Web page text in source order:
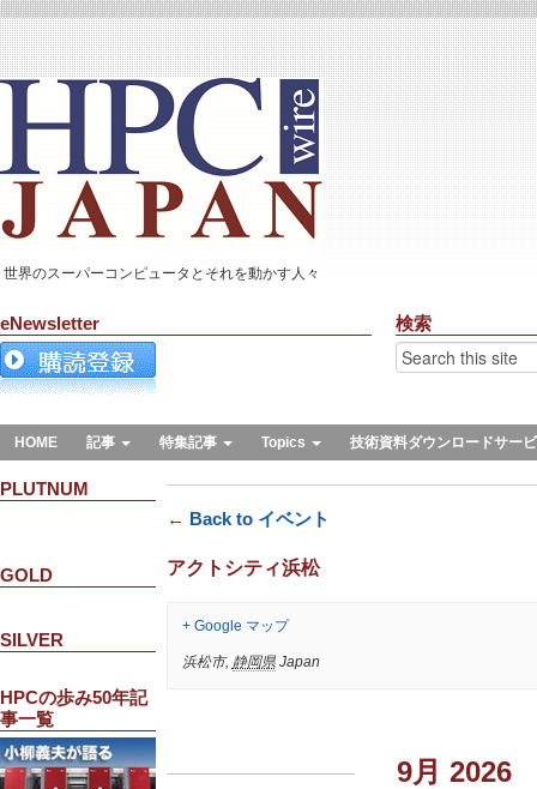
世界のスーパーコンピュータとそれを動かす人々
eNewsletter 検索
HOME 記事 特集記事 Topics 技術資料ダウンロードサー
PLUTNUM
GOLD
SILVER
HPCの歩み50年記
事一覧
← Back to イベント
アクトシティ浜松
+ Google マップ
浜松市, 静岡県 Japan
ン
9月 2026